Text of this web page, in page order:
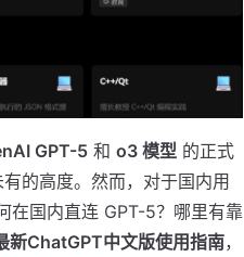
GPT-5 和 o3 模型 的正式
的高度。然而，对于国内用
在国内直连 GPT-5？哪里有靠
新ChatGPT中文版使用指南，